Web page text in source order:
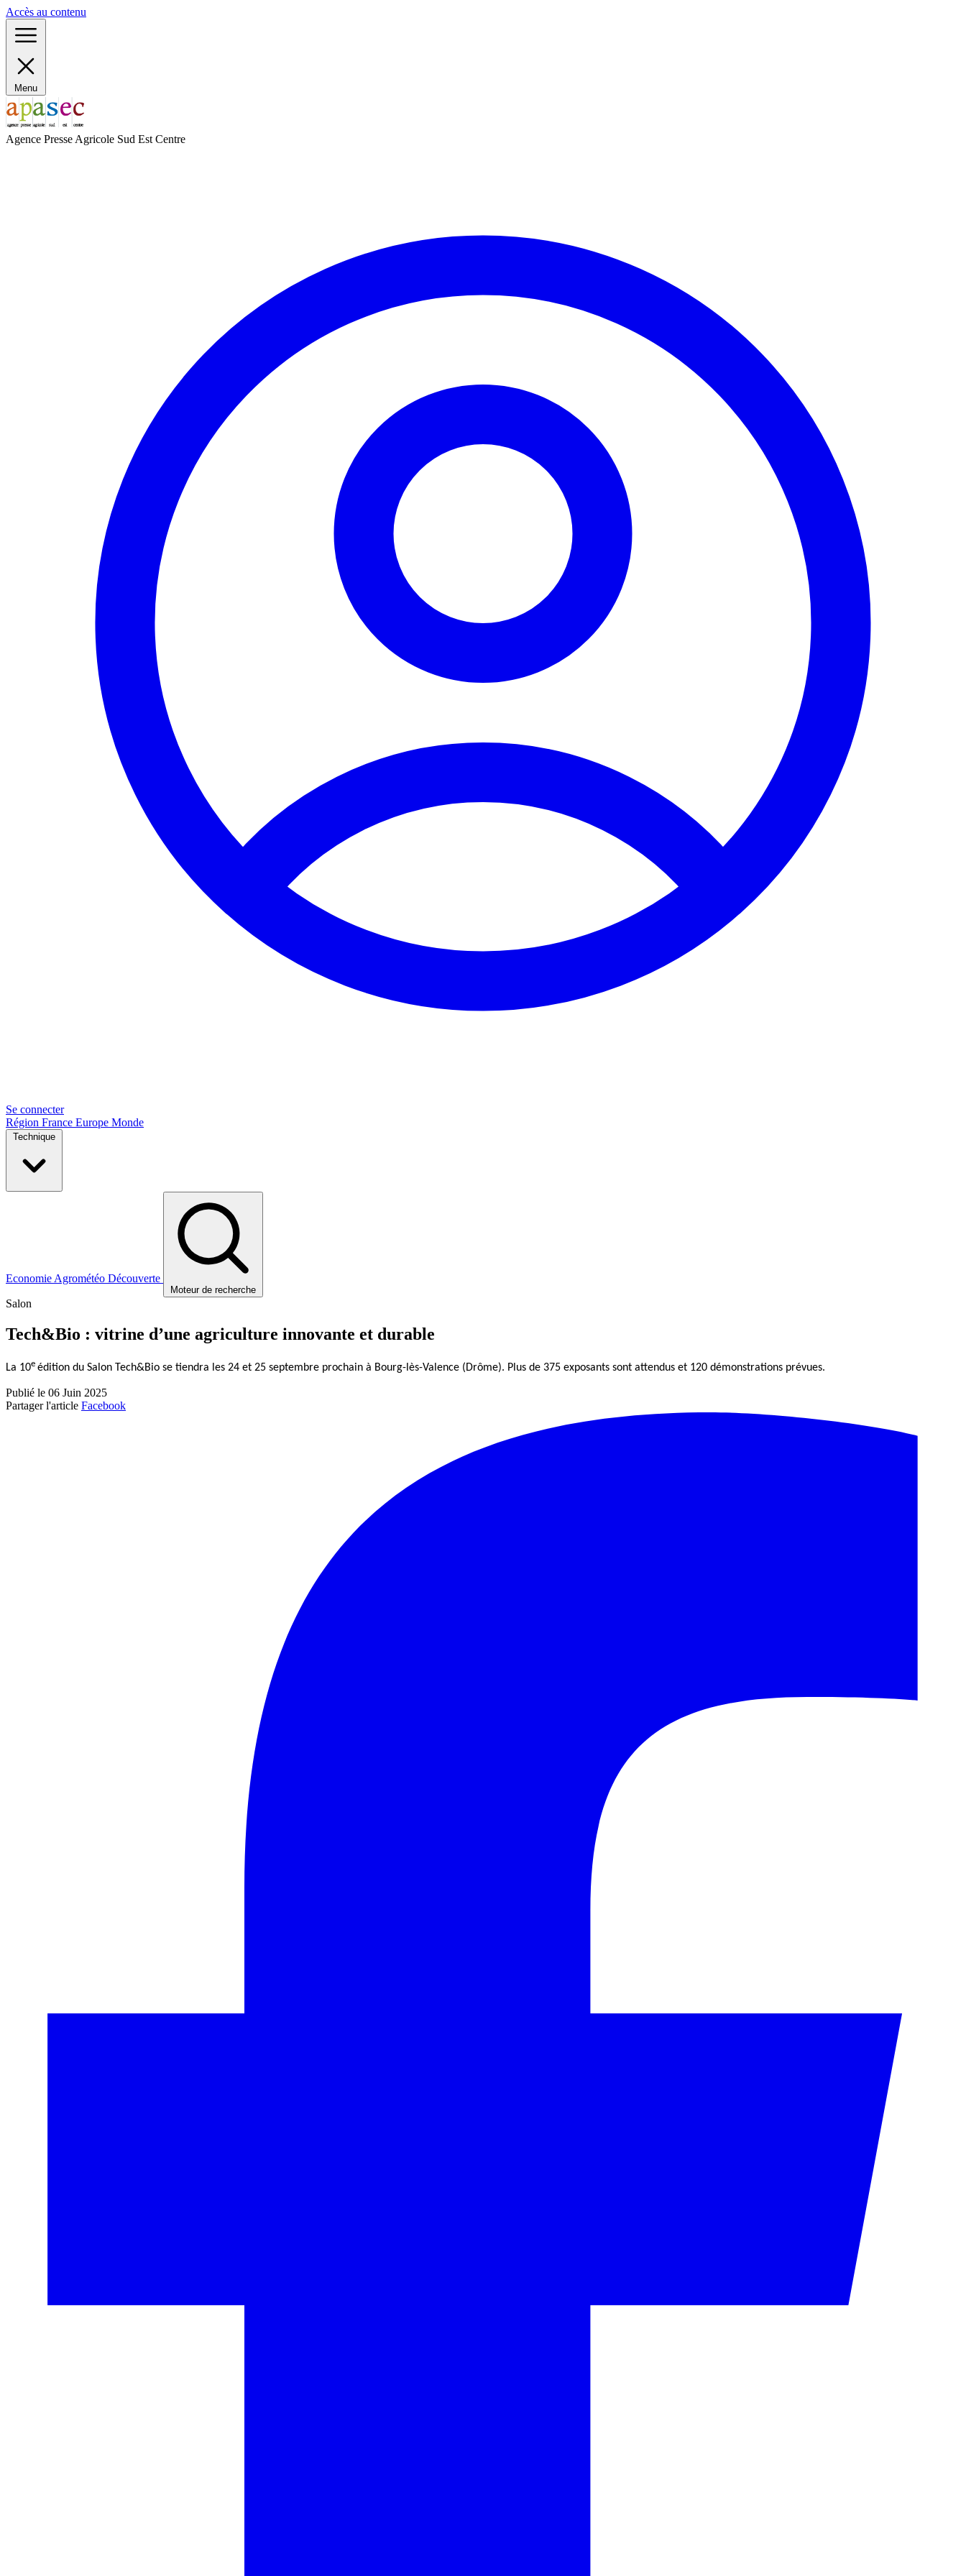
Accès au contenu
Menu
Agence Presse Agricole Sud Est Centre
Se connecter
Région France Europe Monde
Technique
Economie Agrométéo Découverte
Moteur de recherche
Salon
Tech&Bio : vitrine d’une agriculture innovante et durable
La 10e édition du Salon Tech&Bio se tiendra les 24 et 25 septembre prochain à Bourg-lès-Valence (Drôme). Plus de 375 exposants sont attendus et 120 démonstrations prévues.
Publié le 06 Juin 2025
Partager l'article Facebook
Panneau de gestion des cookies